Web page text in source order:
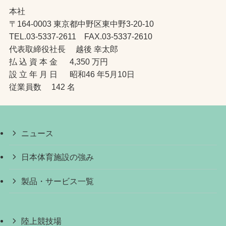
本社
〒164-0003 東京都中野区東中野3-20-10
TEL.03-5337-2611 FAX.03-5337-2610
代表取締役社長 越後 幸太郎
払 込 資 本 金 4,350 万円
設 立 年 月 日 昭和46 年5月10日
従業員数 142 名
ニュース
日本体育施設の強み
製品・サービス一覧
陸上競技場